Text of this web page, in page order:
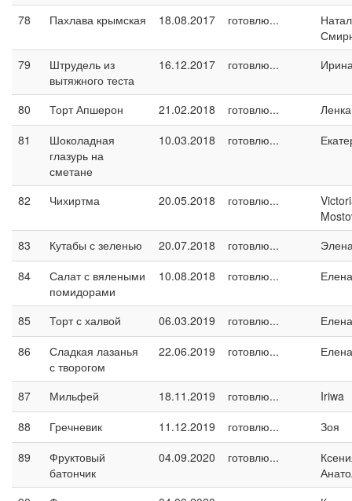
78
Пахлава крымская 18.08.2017 готовлю...
79
Штрудель из
вытяжного теста
16.12.2017 готовлю...
80 Торт Апшерон 21.02.2018 готовлю...
81
Шоколадная
глазурь на
сметане
10.03.2018 готовлю...
82 Чихиртма 20.05.2018 готовлю...
83
Кутабы с зеленью 20.07.2018 готовлю...
84
Салат с вялеными
помидорами
10.08.2018 готовлю...
85 Торт с халвой 06.03.2019 готовлю...
Елена
86
Сладкая лазанья
с творогом
22.06.2019 готовлю...
87 Мильфей 18.11.2019 готовлю...
Iriwa
88
Гречневик 11.12.2019 готовлю...
Зоя
89
Фруктовый
батончик
04.09.2020 готовлю...